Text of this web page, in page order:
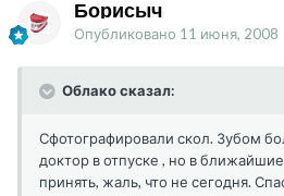
Борисыч
Опубликовано 11 июня, 2008
Облако сказал:
Сфотографировали скол. Зубом
доктор в отпуске , но в
принять, жаль, что не сегодня.